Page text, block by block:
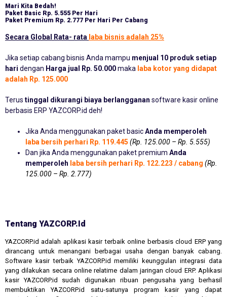
Mari Kita Bedah!
Paket Basic Rp. 5.555 Per Hari
Paket Premium Rp. 2.777 Per Hari Per Cabang
Secara Global Rata- rata laba bisnis adalah 25%
Jika setiap cabang bisnis Anda mampu menjual 10 produk setiap
hari dengan Harga jual Rp. 50.000maka laba kotor yang didapat
adalah Rp. 125.000
Terus tinggal dikurangi biaya berlangganan software kasir online
berbasis ERP YAZCORP.id deh!
Jika Anda menggunakan paket basicAnda memperoleh
laba bersih perhari Rp. 119.445 (Rp. 125.000 – Rp. 5.555)
Dan jika Anda menggunakan paket premium Anda
memperoleh laba bersih perhari Rp. 122.223 / cabang (Rp.
125.000 – Rp. 2.777)
Tentang YAZCORP.id
YAZCORP.id adalah aplikasi kasir terbaik online berbasis cloud ERP yang
dirancang untuk menangani berbagai usaha dengan banyak cabang.
Software kasir terbaik YAZCORP.id memiliki keunggulan integrasi data
yang dilakukan secara online relatime dalam jaringan cloud ERP. Aplikasi
kasir YAZCORP.id sudah digunakan ribuan pengusaha yang berhasil
membuktikan YAZCORP.id satu-satunya program kasir yang dapat